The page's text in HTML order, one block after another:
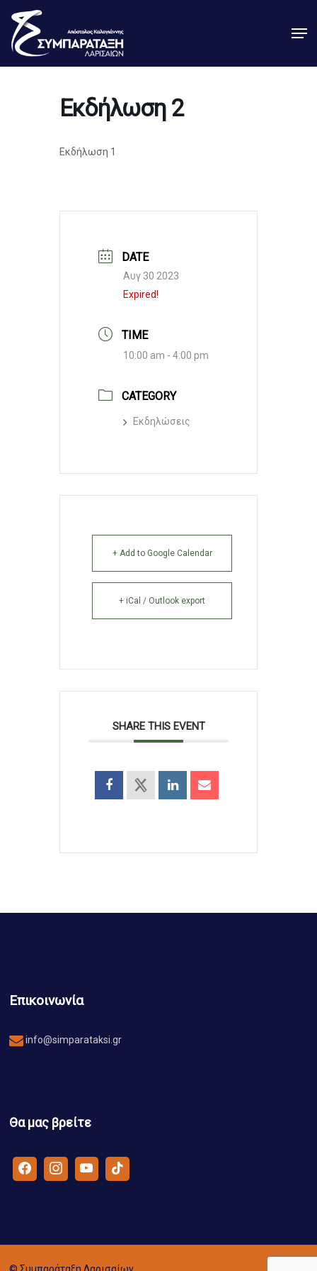
main
Εκδήλωση 2
Εκδήλωση 1
DATE
Αυγ 30 2023
Expired!
TIME
10:00 am - 4:00 pm
CATEGORY
Εκδηλώσεις
+ Add to Google Calendar
+ iCal / Outlook export
SHARE THIS EVENT
Επικοινωνία
info@simparataksi.gr
Θα μας βρείτε